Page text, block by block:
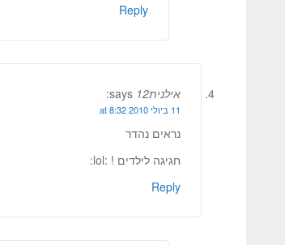
Reply
אילנית12 says:
11 ביולי 2010 at 8:32
נראים נהדר
חגיגה לילדים ! :lol:
Reply